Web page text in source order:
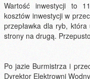
Wartość inwestycji to
kosztów inwestycji w
przepławka dla ryb,
strony na drugą.
Po jazie Burmistrza i
Dyrektor Elektrowni